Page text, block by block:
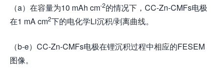
（a）在容量为10 mAh cm-2的情况下，CC-Zn-CMFs电极
在1 mA cm2下的电化学Li沉积/剥离曲线。
（b-e）CC-Zn-CMFs电极在锂沉积过程中相应的FESEM
图像。